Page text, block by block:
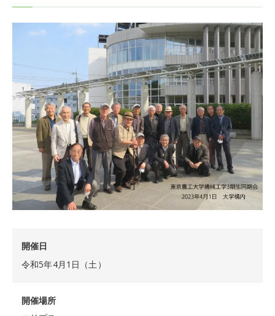
開催日
令和5年4月1日（土）
開催場所